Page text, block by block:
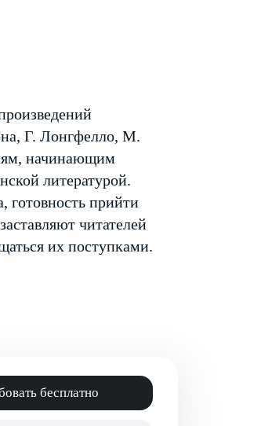
Г. Лонгфелло, М.
начинающим
литературой.
готовность прийти
читателей
их поступками.
бесплатно